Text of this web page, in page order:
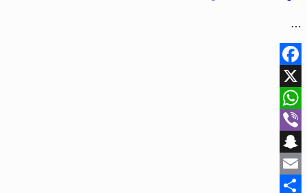
…
Facebook
X
WhatsApp
Viber
Snapchat
Email